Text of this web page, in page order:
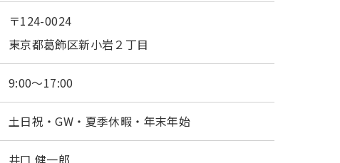
〒124-0024
東京都葛飾区新小岩２丁目
9:00～17:00
土日祝・GW・夏季休暇・年末年始
井口 健一郎